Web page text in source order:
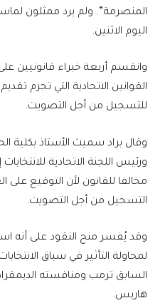
المنصرمة”. ولم يرد ممثلون
اليوم الاثنين.
وانقسم أربعة خبراء قانونيين
القوانين الاتحادية التي تجرم
للتسجيل من أجل التصويت.
وقال براد سميث الأستاذ بكلية
ورئيس اللجنة الاتحادية
مخالفا للقانون لأن التوقيع
التسجيل من أجل التصويت.
وقد يُفسر منح النقود على أنه
لمحاولة التأثير في سباق
السابق ترمب ومنافسته
هاريس.